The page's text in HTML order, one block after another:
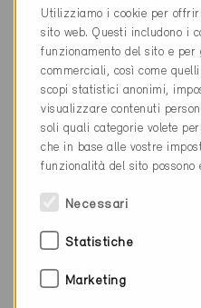
Minergie supporta
Fino a quando è
Minergie?
Partner
Vi sono restrizioni su
Utilizziamo i cookie per
sito web. Questi includono i
funzionamento del sito e
commerciali, così come
scopi statistici anonimi,
visualizzare contenuti
soli quali categorie volete
che in base alle vostre
funzionalità del sito possono
Necessari
Statistiche
Marketing